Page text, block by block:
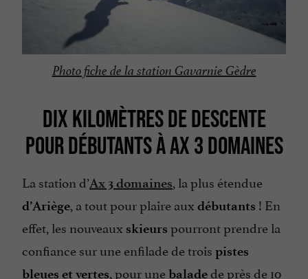
Photo fiche de la station Gavarnie Gèdre
DIX KILOMÈTRES DE DESCENTE
POUR DÉBUTANTS À AX 3 DOMAINES
La station d’Ax 3 domaines, la plus étendue
d’Ariège, a tout pour plaire aux débutants ! En
effet, les nouveaux skieurs pourront prendre la
confiance sur une enfilade de trois pistes
bleues et vertes, pour unebaladede près de 10